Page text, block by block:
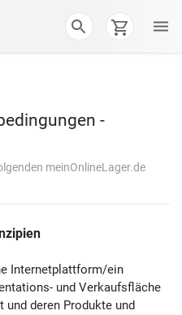
-
meinOnlineLager.de
Internetplattform/ein
und Verkaufsfläche
deren Produkte und